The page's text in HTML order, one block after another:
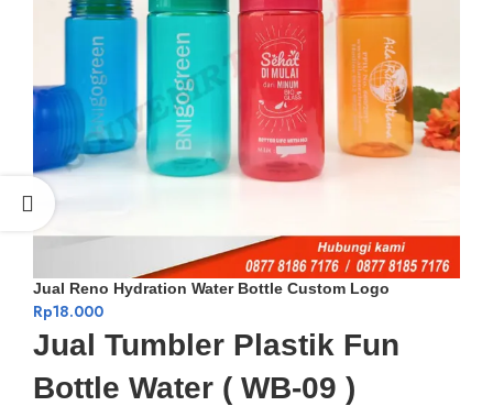
Jual Reno Hydration Water Bottle Custom Logo
Rp18.000
Jual Tumbler Plastik Fun
Bottle Water ( WB-09 )